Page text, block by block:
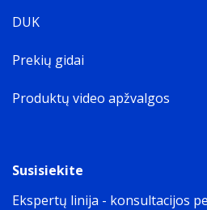
DUK
Prekių gidai
Produktų video apžvalgos
Susisiekite
Ekspertų linija - konsultacijos